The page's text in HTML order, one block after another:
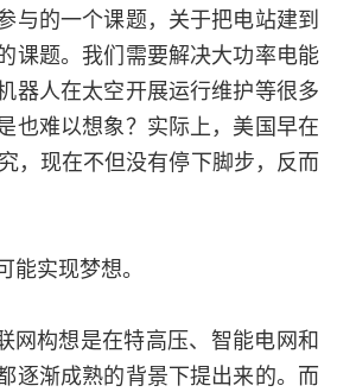
与的一个课题，关于把电站建到
课题。我们需要解决大功率电能
器人在太空开展运行维护等很多
也难以想象？实际上，美国早在
，现在不但没有停下脚步，反而
实现梦想。
构想是在特高压、智能电网和
逐渐成熟的背景下提出来的。而